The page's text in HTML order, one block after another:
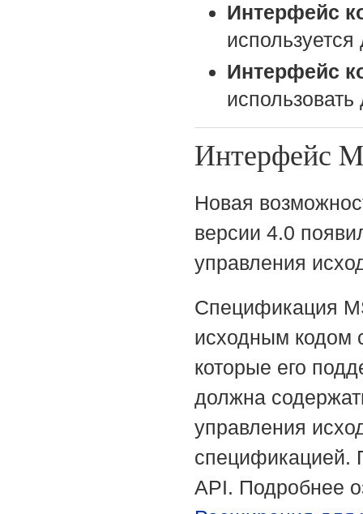
Интерфейс
Интерфейс
Интерфейс
Новая
версии 4.0
управления
Спецификация
исходным кодом
которые его
должна
управления
спецификацией.
API. Подробнее